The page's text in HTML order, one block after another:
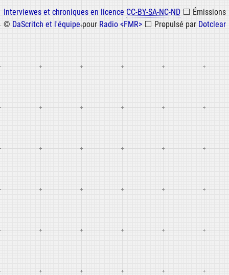
Informations
Interviewes et chroniques en licence CC-BY-SA-NC-ND ⬜ Émissions
© DaScritch et l'équipepour Radio <FMR> ⬜ Propulsé par Dotclear